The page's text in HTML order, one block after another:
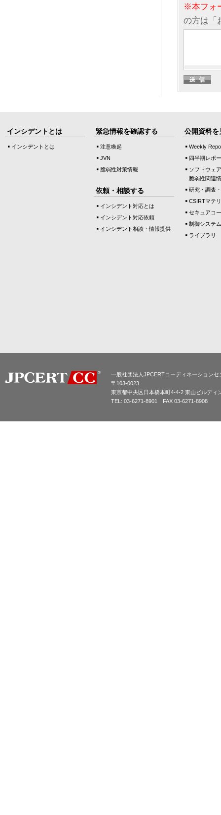
※本フォ
の方は「
インシデントとは
インシデントとは
緊急情報を確認する
注意喚起
JVN
脆弱性対策情報
依頼・相談する
インシデント対応とは
インシデント対応依頼
インシデント相談・情報提供
公開資料を
Weekly
四半期レポ
ソフトウェ
脆弱性関連
研究・調査
CSIRTマテ
セキュアコ
制御システ
ライブラリ
一般社団法人JPCERTコーディネーションセ
〒103-0023
東京都中央区日本橋本町4-4-2 東山ビルディ
TEL: 03-6271-8901 FAX 03-6271-8908